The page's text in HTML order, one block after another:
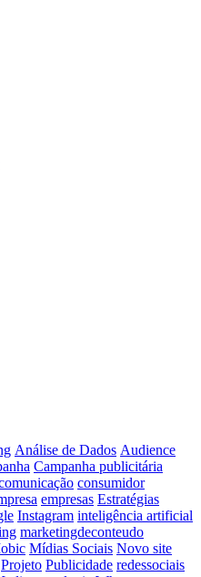
Análise de Dados Audience
Campanha publicitária
consumidor
empresas Estratégias
Instagram inteligência artificial
marketingdeconteudo
Mídias Sociais Novo site
Projeto Publicidade redessociais